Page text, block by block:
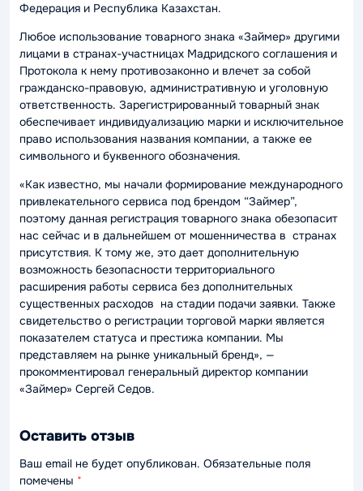
Федерация и Республика Казахстан.
Любое использование товарного знака «Займер» другими
лицами в странах-участницах Мадридского соглашения и
Протокола к нему противозаконно и влечет за собой
гражданско-правовую, административную и уголовную
ответственность. Зарегистрированный товарный знак
обеспечивает индивидуализацию марки и исключительное
право использования названия компании, а также ее
символьного и буквенного обозначения.
«Как известно, мы начали формирование международного
привлекательного сервиса под брендом “Займер”,
поэтому данная регистрация товарного знака обезопасит
нас сейчас и в дальнейшем от мошенничества в странах
присутствия. К тому же, это дает дополнительную
возможность безопасности территориального
расширения работы сервиса без дополнительных
существенных расходов на стадии подачи заявки. Также
свидетельство о регистрации торговой марки является
показателем статуса и престижа компании. Мы
представляем на рынке уникальный бренд», —
прокомментировал генеральный директор компании
«Займер» Сергей Седов.
Оставить отзыв
Ваш email не будет опубликован. Обязательные поля
помечены *